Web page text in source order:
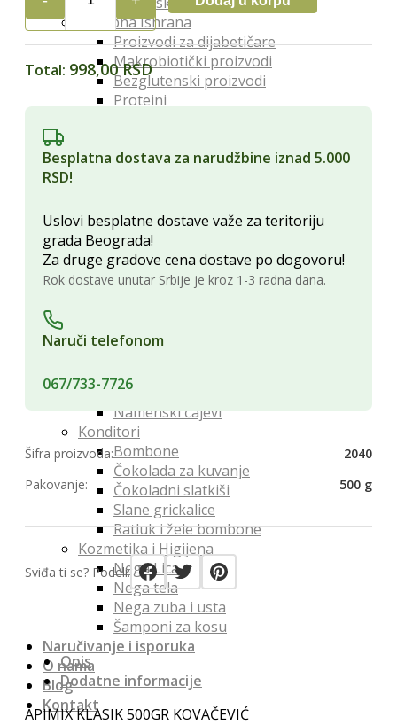
Posebna Ishrana
Proizvodi za dijabetičare
Makrobiotički proizvodi
Bezglutenski proizvodi
Proteini
Etarska ulja
Lekovita ulja i sirća
Lekovite gljive
Melemi i oblozi
Superhrana
Vina
Kafa i zamena za kafu
Namenski čajevi
Konditori
Bombone
Čokolada za kuvanje
Čokoladni slatkiši
Slane grickalice
Ratluk i žele bombone
Kozmetika i Higijena
Nega Lica
Nega tela
Nega zuba i usta
Šamponi za kosu
Naručivanje i isporuka
O nama
Blog
Kontakt
APIMIX
KLASIK
500gr
KOVAČEVIĆ
Total: 998,00 RSD
Besplatna dostava za narudžbine iznad 5.000
RSD!
Uslovi besplatne dostave važe za teritoriju
grada Beograda!
Za druge gradove cena dostave po dogovoru!
Rok dostave unutar Srbije je kroz 1-3 radna dana.
Naruči telefonom
067/733-7726
Šifra proizvoda:
2040
Pakovanje:
500 g
Sviđa ti se? Podeli:
Opis
Dodatne informacije
APIMIX KLASIK 500GR KOVAČEVIĆ